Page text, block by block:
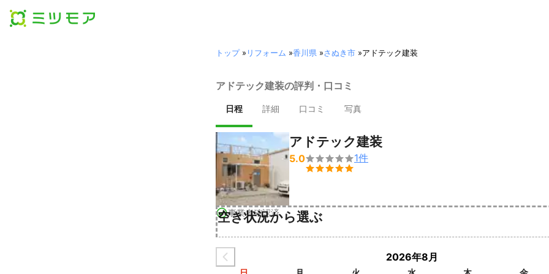
トップ» リフォーム »香川県 »さぬき市 »アドテック建装
アドテック建装の評判・口コミ
日程 詳細 口コミ 写真
事業者確認済
アドテック建装
5.0

1件
空き状況から選ぶ
2026年8月